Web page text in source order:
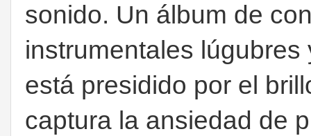
sonido. Un álbum de
instrumentales
está presidido por el
captura la ansiedad de